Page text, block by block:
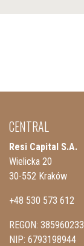
CENTRAL
Resi Capital S.A.
Wielicka 20
30-552 Kraków
+48 530 573 612
REGON: 385960233
NIP: 6793198944